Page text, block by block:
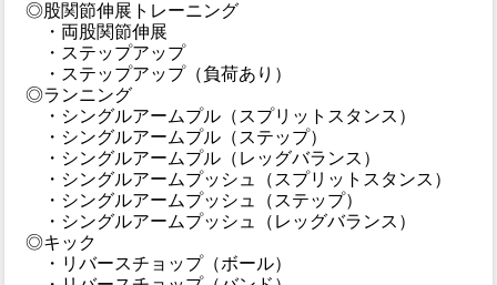
◎股関節伸展トレーニング
・両股関節伸展
・ステップアップ
・ステップアップ（負荷あり）
◎ランニング
・シングルアームプル（スプリットスタンス）
・シングルアームプル（ステップ）
・シングルアームプル（レッグバランス）
・シングルアームプッシュ（スプリットスタンス）
・シングルアームプッシュ（ステップ）
・シングルアームプッシュ（レッグバランス）
◎キック
・リバースチョップ（ボール）